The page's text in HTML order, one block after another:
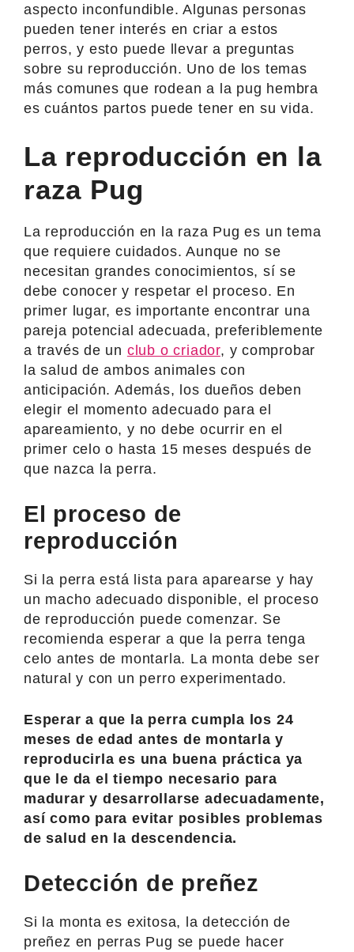
aspecto inconfundible. Algunas personas
pueden tener interés en criar a estos
perros, y esto puede llevar a preguntas
sobre su reproducción. Uno de los temas
más comunes que rodean a la pug hembra
es cuántos partos puede tener en su vida.
La reproducción en la
raza Pug
La reproducción en la raza Pug es un tema
que requiere cuidados. Aunque no se
necesitan grandes conocimientos, sí se
debe conocer y respetar el proceso. En
primer lugar, es importante encontrar una
pareja potencial adecuada, preferiblemente
a través de un club o criador, y comprobar
la salud de ambos animales con
anticipación. Además, los dueños deben
elegir el momento adecuado para el
apareamiento, y no debe ocurrir en el
primer celo o hasta 15 meses después de
que nazca la perra.
El proceso de
reproducción
Si la perra está lista para aparearse y hay
un macho adecuado disponible, el proceso
de reproducción puede comenzar. Se
recomienda esperar a que la perra tenga
celo antes de montarla. La monta debe ser
natural y con un perro experimentado.
Esperar a que la perra cumpla los 24
meses de edad antes de montarla y
reproducirla es una buena práctica ya
que le da el tiempo necesario para
madurar y desarrollarse adecuadamente,
así como para evitar posibles problemas
de salud en la descendencia.
Detección de preñez
Si la monta es exitosa, la detección de
preñez en perras Pug se puede hacer